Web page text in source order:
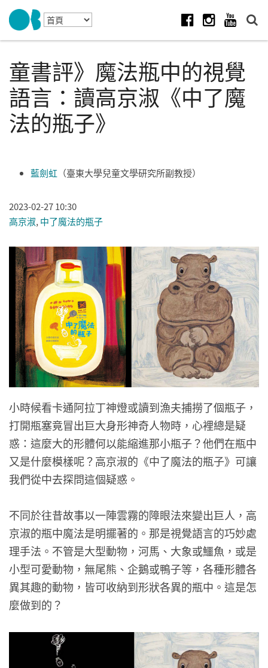
Skip to navigation
移至主內容
童書評》魔法瓶中的視覺
語言：讀高京淑《中了魔
法的瓶子》
藍劍虹 （臺東大學兒童文學研究所副教授）
2023-02-27 10:30
高京淑, 中了魔法的瓶子
小時候看卡通阿拉丁神燈或讀到漁夫捕撈了個瓶子，
打開瓶塞竟冒出巨大身形神奇人物時，心裡總是疑
惑：這麼大的形體何以能縮進那小瓶子？他們在瓶中
又是什麼模樣呢？高京淑的《中了魔法的瓶子》可讓
我們從中去探問這個疑惑。
不同於往昔故事以一陣雲霧的障眼法來變出巨人，高
京淑的瓶中魔法是明擺著的。那是視覺語言的巧妙處
理手法。不管是大型動物，河馬、大象或鱷魚，或是
小型可愛動物，無尾熊、企鵝或鴨子等，各種形體各
異其趣的動物，皆可收納到形狀各異的瓶中。這是怎
麼做到的？